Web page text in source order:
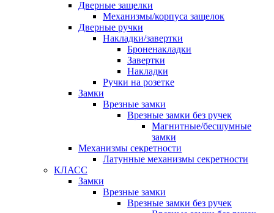
Дверные защелки
Механизмы/корпуса защелок
Дверные ручки
Накладки/завертки
Броненакладки
Завертки
Накладки
Ручки на розетке
Замки
Врезные замки
Врезные замки без ручек
Магнитные/бесшумные
замки
Механизмы секретности
Латунные механизмы секретности
КЛАСС
Замки
Врезные замки
Врезные замки без ручек